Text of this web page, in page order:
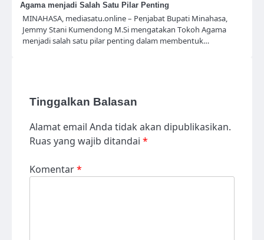
Agama menjadi Salah Satu Pilar Penting
MINAHASA, mediasatu.online – Penjabat Bupati Minahasa,
Jemmy Stani Kumendong M.Si mengatakan Tokoh Agama
menjadi salah satu pilar penting dalam membentuk…
Tinggalkan Balasan
Alamat email Anda tidak akan dipublikasikan.
Ruas yang wajib ditandai *
Komentar*